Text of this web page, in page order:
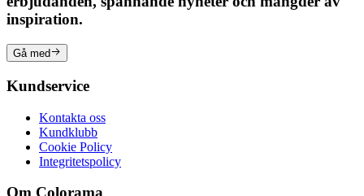
inspiration.
Gå med
Kundservice
Kontakta oss
Kundklubb
Cookie Policy
Integritetspolicy